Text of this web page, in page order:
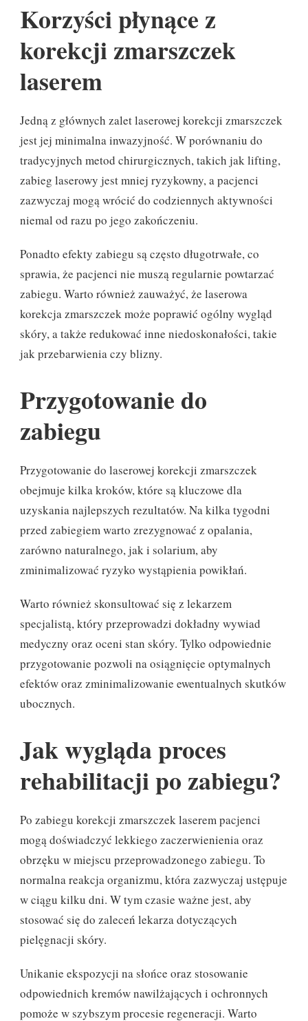
Korzyści płynące z
korekcji zmarszczek
laserem
Jedną z głównych zalet laserowej korekcji zmarszczek
jest jej minimalna inwazyjność. W porównaniu do
tradycyjnych metod chirurgicznych, takich jak lifting,
zabieg laserowy jest mniej ryzykowny, a pacjenci
zazwyczaj mogą wrócić do codziennych aktywności
niemal od razu po jego zakończeniu.
Ponadto efekty zabiegu są często długotrwałe, co
sprawia, że pacjenci nie muszą regularnie powtarzać
zabiegu. Warto również zauważyć, że laserowa
korekcja zmarszczek może poprawić ogólny wygląd
skóry, a także redukować inne niedoskonałości, takie
jak przebarwienia czy blizny.
Przygotowanie do
zabiegu
Przygotowanie do laserowej korekcji zmarszczek
obejmuje kilka kroków, które są kluczowe dla
uzyskania najlepszych rezultatów. Na kilka tygodni
przed zabiegiem warto zrezygnować z opalania,
zarówno naturalnego, jak i solarium, aby
zminimalizować ryzyko wystąpienia powikłań.
Warto również skonsultować się z lekarzem
specjalistą, który przeprowadzi dokładny wywiad
medyczny oraz oceni stan skóry. Tylko odpowiednie
przygotowanie pozwoli na osiągnięcie optymalnych
efektów oraz zminimalizowanie ewentualnych skutków
ubocznych.
Jak wygląda proces
rehabilitacji po zabiegu?
Po zabiegu korekcji zmarszczek laserem pacjenci
mogą doświadczyć lekkiego zaczerwienienia oraz
obrzęku w miejscu przeprowadzonego zabiegu. To
normalna reakcja organizmu, która zazwyczaj ustępuje
w ciągu kilku dni. W tym czasie ważne jest, aby
stosować się do zaleceń lekarza dotyczących
pielęgnacji skóry.
Unikanie ekspozycji na słońce oraz stosowanie
odpowiednich kremów nawilżających i ochronnych
pomoże w szybszym procesie regeneracji. Warto